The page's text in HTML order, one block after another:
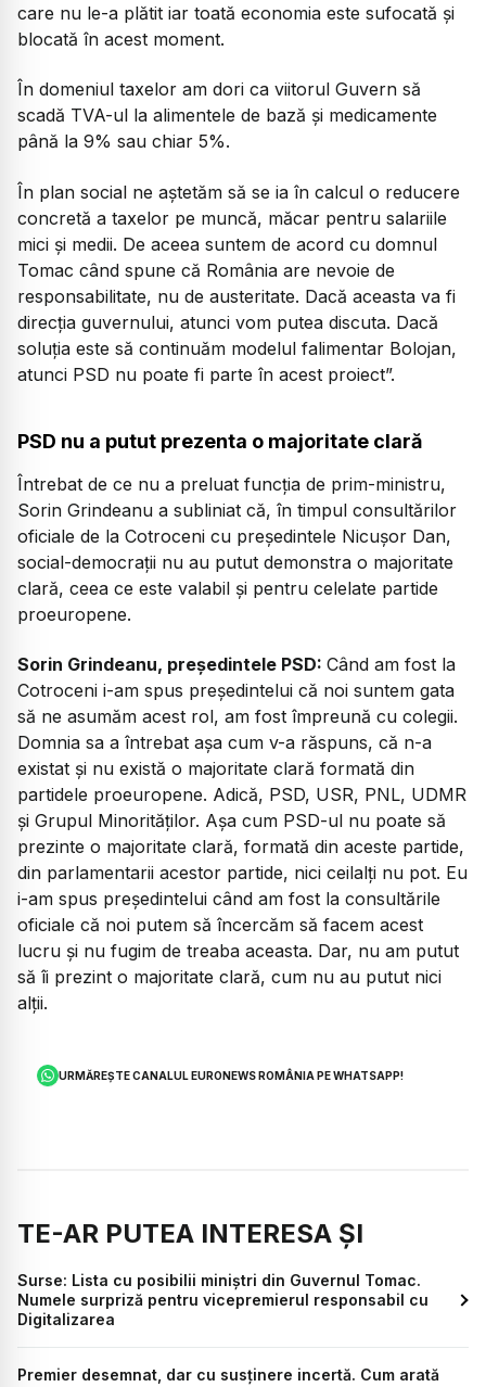
care nu le-a plătit iar toată economia este sufocată și
blocată în acest moment.
În domeniul taxelor am dori ca viitorul Guvern să
scadă TVA-ul la alimentele de bază și medicamente
până la 9% sau chiar 5%.
În plan social ne aștetăm să se ia în calcul o reducere
concretă a taxelor pe muncă, măcar pentru salariile
mici și medii. De aceea suntem de acord cu domnul
Tomac când spune că România are nevoie de
responsabilitate, nu de austeritate. Dacă aceasta va fi
direcția guvernului, atunci vom putea discuta. Dacă
soluția este să continuăm modelul falimentar Bolojan,
atunci PSD nu poate fi parte în acest proiect”.
PSD nu a putut prezenta o majoritate clară
Întrebat de ce nu a preluat funcția de prim-ministru,
Sorin Grindeanu a subliniat că, în timpul consultărilor
oficiale de la Cotroceni cu președintele Nicușor Dan,
social-democrații nu au putut demonstra o majoritate
clară, ceea ce este valabil și pentru celelate partide
proeuropene.
Sorin Grindeanu, președintele PSD: Când am fost la
Cotroceni i-am spus președintelui că noi suntem gata
să ne asumăm acest rol, am fost împreună cu colegii.
Domnia sa a întrebat așa cum v-a răspuns, că n-a
existat și nu există o majoritate clară formată din
partidele proeuropene. Adică, PSD, USR, PNL, UDMR
și Grupul Minorităților. Așa cum PSD-ul nu poate să
prezinte o majoritate clară, formată din aceste partide,
din parlamentarii acestor partide, nici ceilalți nu pot. Eu
i-am spus președintelui când am fost la consultările
oficiale că noi putem să încercăm să facem acest
lucru și nu fugim de treaba aceasta. Dar, nu am putut
să îi prezint o majoritate clară, cum nu au putut nici
alții.
URMĂREȘTE CANALUL EURONEWS ROMÂNIA PE WHATSAPP!
TE-AR PUTEA INTERESA ȘI
Surse: Lista cu posibilii miniștri din Guvernul Tomac.
Numele surpriză pentru vicepremierul responsabil cu
Digitalizarea
Premier desemnat, dar cu susținere incertă. Cum arată